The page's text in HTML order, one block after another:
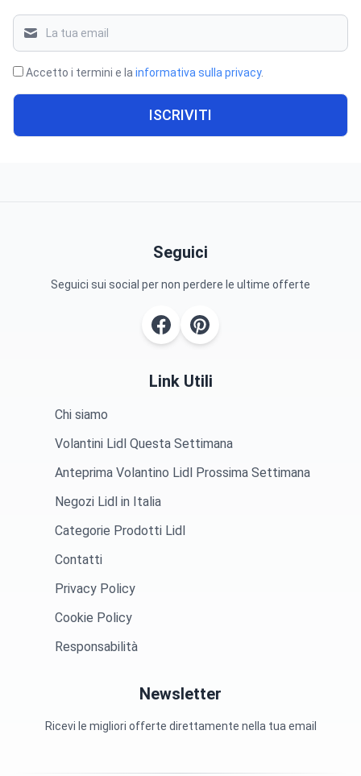
Accetto i termini e la informativa sulla privacy.
ISCRIVITI
Seguici
Seguici sui social per non perdere le ultime offerte
Link Utili
Chi siamo
Volantini Lidl Questa Settimana
Anteprima Volantino Lidl Prossima Settimana
Negozi Lidl in Italia
Categorie Prodotti Lidl
Contatti
Privacy Policy
Cookie Policy
Responsabilità
Newsletter
Ricevi le migliori offerte direttamente nella tua email